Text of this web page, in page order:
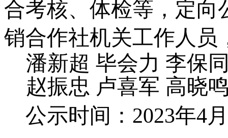
合考核、体检等 ， 定向
销合作社机关工作人员
潘新超 毕会力 李保
赵振忠 卢喜军 高晓
公示时间：2023年4月